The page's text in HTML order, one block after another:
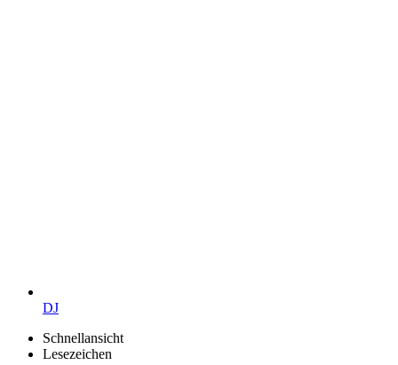
DJ
Schnellansicht
Lesezeichen